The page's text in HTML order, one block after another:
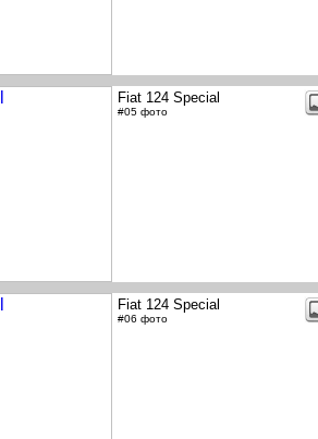
Fiat 124 Special
#05 фото
Fiat 124 Special
#06 фото